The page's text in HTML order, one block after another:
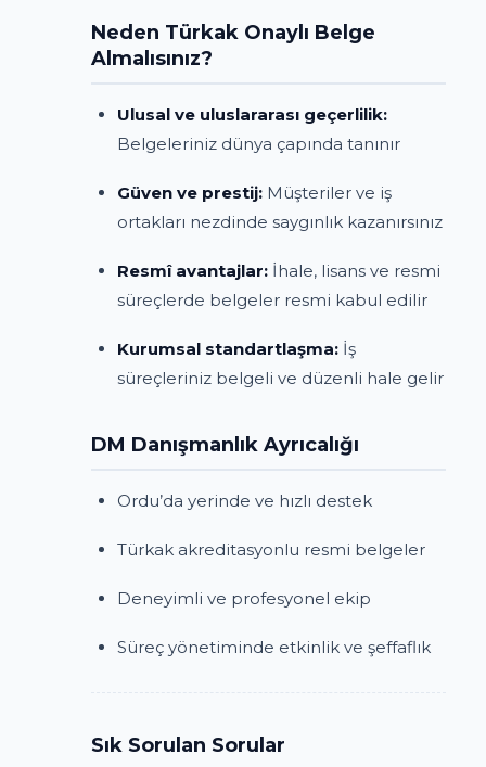
Neden Türkak Onaylı Belge
Almalısınız?
Ulusal ve uluslararası geçerlilik:
Belgeleriniz dünya çapında tanınır
Güven ve prestij: Müşteriler ve iş
ortakları nezdinde saygınlık kazanırsınız
Resmî avantajlar: İhale, lisans ve resmi
süreçlerde belgeler resmi kabul edilir
Kurumsal standartlaşma: İş
süreçleriniz belgeli ve düzenli hale gelir
DM Danışmanlık Ayrıcalığı
Ordu’da yerinde ve hızlı destek
Türkak akreditasyonlu resmi belgeler
Deneyimli ve profesyonel ekip
Süreç yönetiminde etkinlik ve şeffaflık
Sık Sorulan Sorular